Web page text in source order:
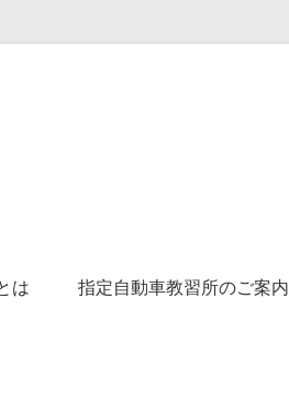
は 指定自動車教習所のご案内